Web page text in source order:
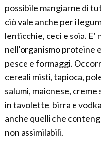
possibile mangiarne di
ciò vale anche per i
lenticchie, ceci e soia.
nell'organismo proteine
pesce e formaggi.
cereali misti, tapioca,
salumi, maionese,
in tavolette, birra e
anche quelli che
non assimilabili.